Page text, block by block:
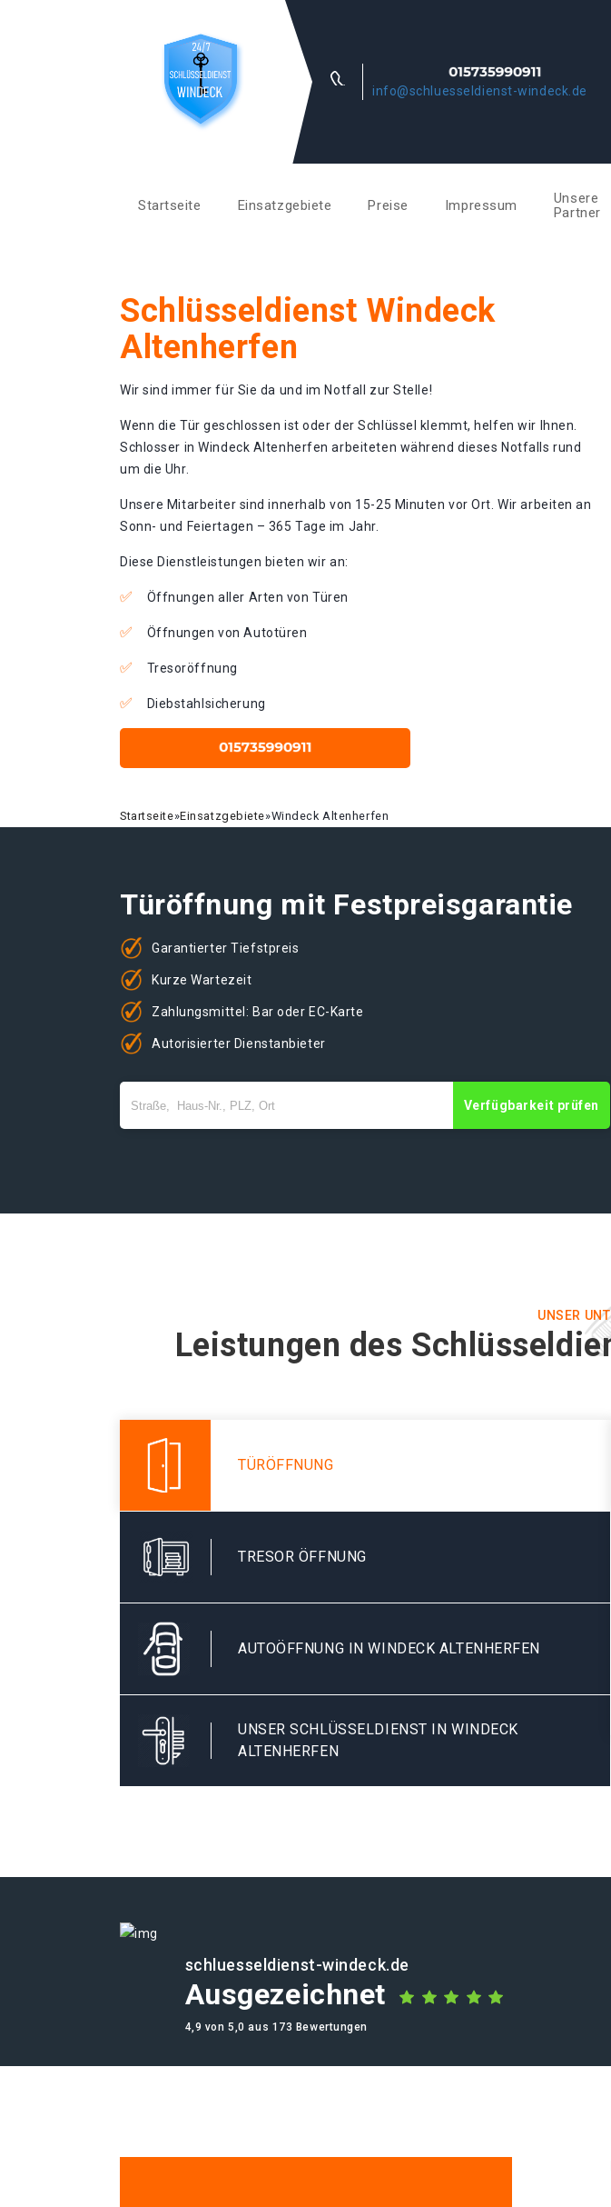
info@schluesseldienst-windeck.de
Startseite Einsatzgebiete Preise Impressum
Unsere
Partner
Schlüsseldienst Windeck
Altenherfen
Wir sind immer für Sie da und im Notfall zur Stelle!
Wenn die Tür geschlossen ist oder der Schlüssel klemmt, helfen wir Ihnen.
Schlosser in Windeck Altenherfen arbeiteten während dieses Notfalls rund
um die Uhr.
Unsere Mitarbeiter sind innerhalb von 15-25 Minuten vor Ort. Wir arbeiten an
Sonn- und Feiertagen – 365 Tage im Jahr.
Diese Dienstleistungen bieten wir an:
Öffnungen aller Arten von Türen
Öffnungen von Autotüren
Tresoröffnung
Diebstahlsicherung
Startseite»Einsatzgebiete»Windeck Altenherfen
Türöffnung mit Festpreisgarantie
Garantierter Tiefstpreis
Kurze Wartezeit
Zahlungsmittel: Bar oder EC-Karte
Autorisierter Dienstanbieter
Verfügbarkeit prüfen
UNSER
Leistungen des
TÜRÖFFNUNG
TRESOR ÖFFNUNG
AUTOÖFFNUNG IN WINDECK ALTENHERFEN
UNSER SCHLÜSSELDIENST IN WINDECK
ALTENHERFEN
schluesseldienst-windeck.de
Ausgezeichnet
4,9 von 5,0 aus 173 Bewertungen